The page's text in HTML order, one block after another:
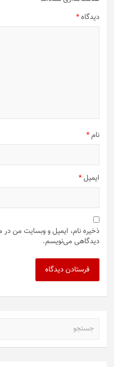
دیدگاه*
نام*
ایمیل*
ذخیره نام، ایمیل و وبسایت من در
دیدگاهی می‌نویسم.